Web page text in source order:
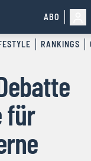
ABO
RANKINGS
für